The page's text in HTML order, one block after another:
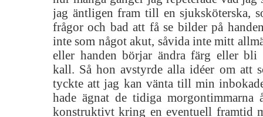
jag äntligen fram till en sjuksköterska,
frågor och bad att få se bilder på
inte som något akut, såvida inte mitt
eller handen börjar ändra färg eller
kall. Så hon avstyrde alla idéer om att
tyckte att jag kan vänta till min
hade ägnat de tidiga morgontimmarna
konstruktivt kring en eventuell framtid